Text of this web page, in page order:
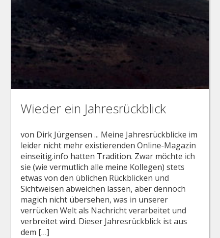
Wieder ein Jahresrückblick
von Dirk Jürgensen ... Meine Jahresrückblicke im
leider nicht mehr existierenden Online-Magazin
einseitig.info hatten Tradition. Zwar möchte ich
sie (wie vermutlich alle meine Kollegen) stets
etwas von den üblichen Rückblicken und
Sichtweisen abweichen lassen, aber dennoch
magich nicht übersehen, was in unserer
verrücken Welt als Nachricht verarbeitet und
verbreitet wird. Dieser Jahresrückblick ist aus
dem […]